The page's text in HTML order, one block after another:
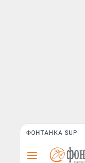
ФОНТАНКА SUP